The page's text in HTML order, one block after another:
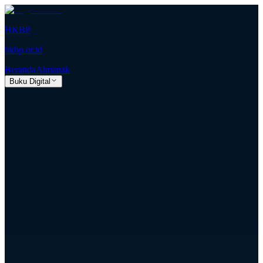
HKBP
hkbp.or.id
BerandaAlmanak
Buku Digital